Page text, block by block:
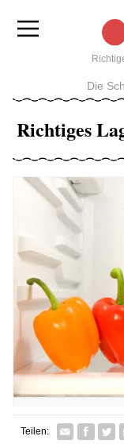
Die
Richtiges
Teilen: